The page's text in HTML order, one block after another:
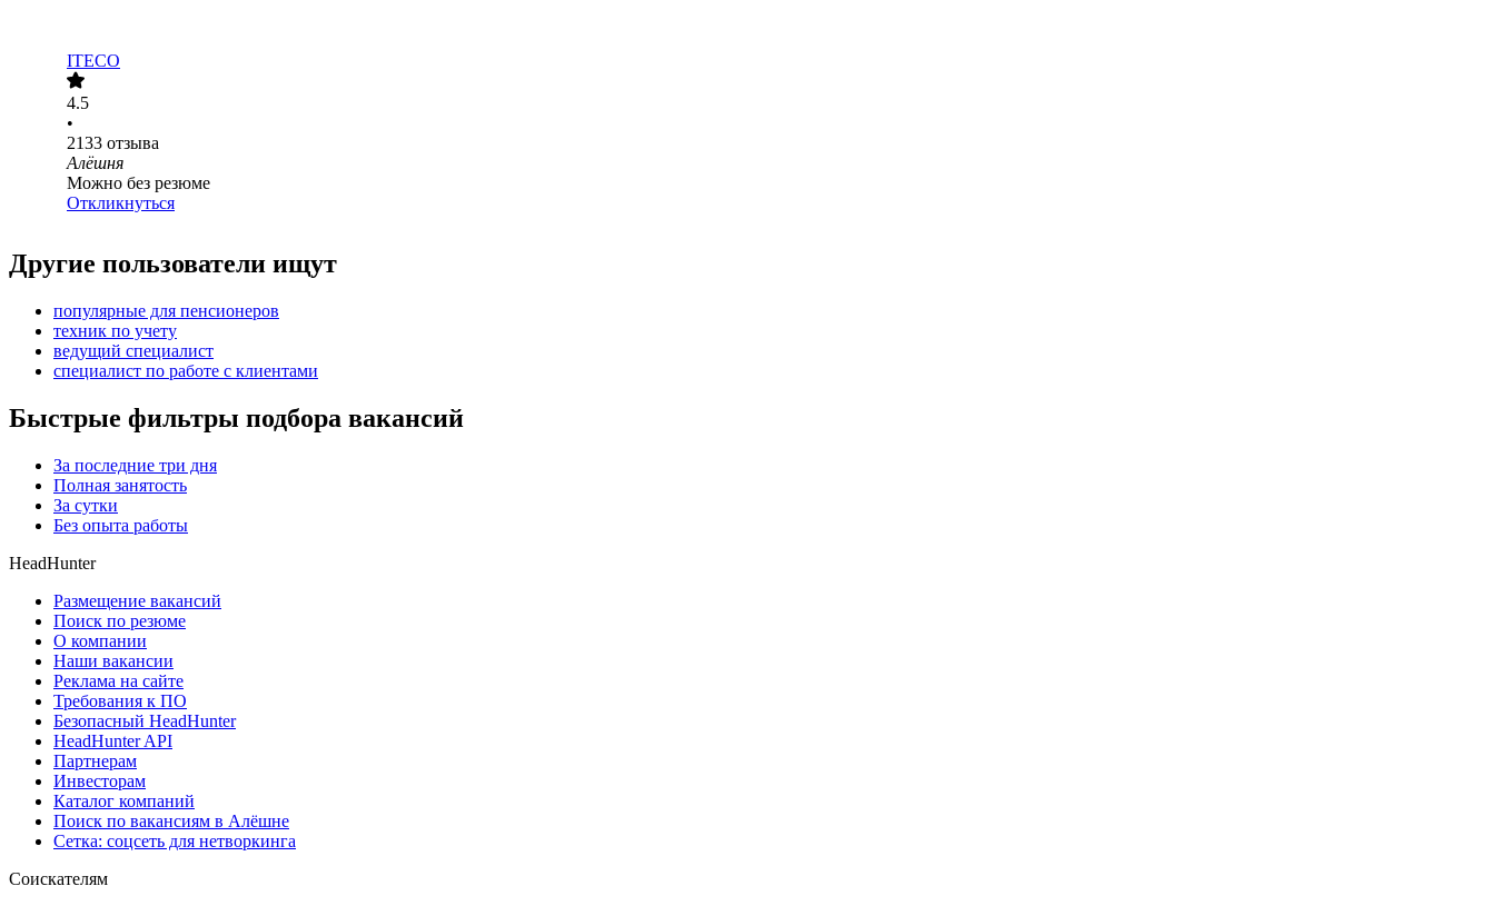
ITECO
4.5
•
2133 отзыва
Алёшня
Можно без резюме
Откликнуться
Другие пользователи ищут
популярные для пенсионеров
техник по учету
ведущий специалист
специалист по работе с клиентами
Быстрые фильтры подбора вакансий
За последние три дня
Полная занятость
За сутки
Без опыта работы
HeadHunter
Размещение вакансий
Поиск по резюме
О компании
Наши вакансии
Реклама на сайте
Требования к ПО
Безопасный HeadHunter
HeadHunter API
Партнерам
Инвесторам
Каталог компаний
Поиск по вакансиям в Алёшне
Сетка: соцсеть для нетворкинга
Соискателям